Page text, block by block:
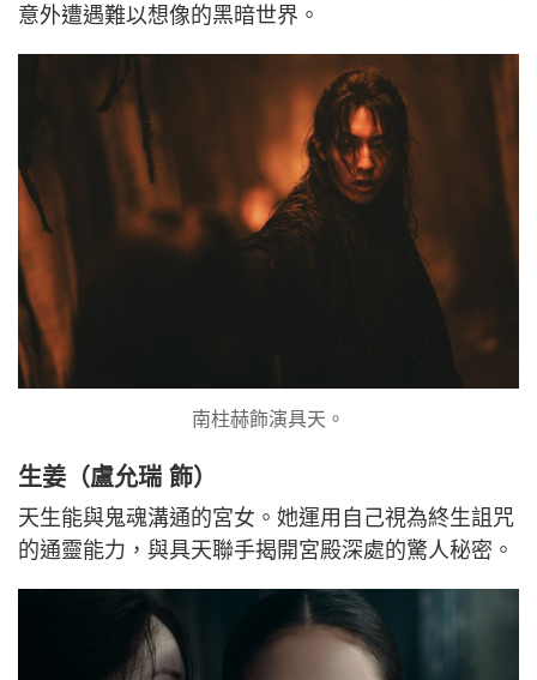
意外遭遇難以想像的黑暗世界。
南柱赫飾演具天。
生姜（盧允瑞 飾）
天生能與鬼魂溝通的宮女。她運用自己視為終生詛咒
的通靈能力，與具天聯手揭開宮殿深處的驚人秘密。